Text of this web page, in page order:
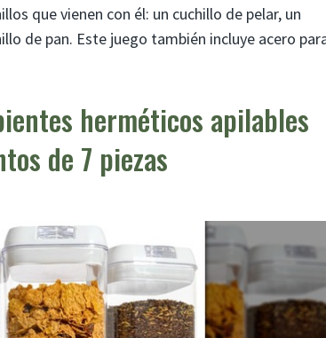
que vienen con él: un cuchillo de pelar, un
de pan. Este juego también incluye acero
herméticos apilables
de 7 piezas